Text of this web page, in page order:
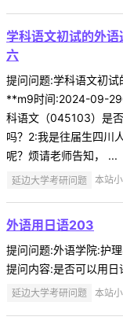
学科语文初试的外
六
提问问题:学科语文初
**m9时间:2024-09-
科语文（045103）是
吗？2:我是往届生四川
呢？烦请老师告知， ...
延边大学考研问题 本站
外语用日语203
提问问题:外语学院:护
提问内容:是否可以用
延边大学考研问题 本站